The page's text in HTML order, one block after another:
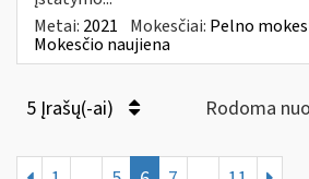
Metai: 2021 Mokesčiai: Pelno
Mokesčio naujiena
5 Įrašų(-ai) Rodoma